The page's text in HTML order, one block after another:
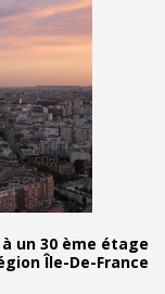
cette vue à un
la Région